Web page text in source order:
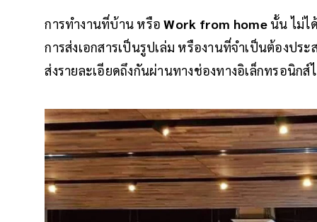
การทำงานที่บ้าน หรือWork from homeนั้น ไม่ไ
การส่งเอกสารเป็นรูปเล่ม หรืองานที่จำเป็นต้องป
ส่งรายละเอียดถึงกันผ่านทางช่องทางอิเล็กทรอนิก